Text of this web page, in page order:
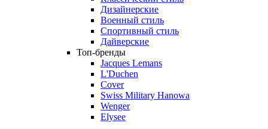
Дизайнерские
Военный стиль
Спортивный стиль
Дайверские
Топ-бренды
Jacques Lemans
L'Duchen
Cover
Swiss Military Hanowa
Wenger
Elysee